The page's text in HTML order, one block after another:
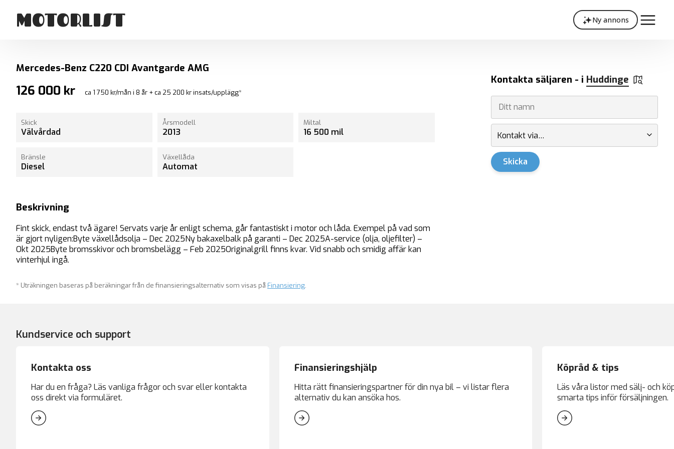
MOTORLIST Ny annons
Start
Köpa bil
Sälja bil
Mercedes-Benz C220 CDI Avantgarde AMG
126 000 kr ca 1 750 kr/mån i 8 år + ca 25 200 kr insats/upplägg*
Skick
Välvårdad
Årsmodell
2013
Miltal
16 500 mil
Bränsle
Diesel
Växellåda
Automat
Beskrivning
Fint skick, endast två ägare! Servats varje år enligt schema, går fantastiskt i motor och låda. Exempel på vad som
är gjort nyligen:Byte växellådsolja – Dec 2025Ny bakaxelbalk på garanti – Dec 2025A-service (olja, oljefilter) –
Okt 2025Byte bromsskivor och bromsbelägg – Feb 2025Originalgrill finns kvar. Vid snabb och smidig affär kan
vinterhjul ingå.
* Uträkningen baseras på beräkningar från de finansieringsalternativ som visas på Finansiering.
Kontakta säljaren - i Huddinge
Kontakt via…
Skicka
Kundservice och support
Kontakta oss
Har du en fråga? Läs vanliga frågor och svar eller kontakta
oss direkt via formuläret.
Finansieringshjälp
Hitta rätt finansieringspartner för din nya bil – vi listar flera
alternativ du kan ansöka hos.
Köpråd & tips
Läs våra listor med sälj- och
smarta tips inför försäljningen.